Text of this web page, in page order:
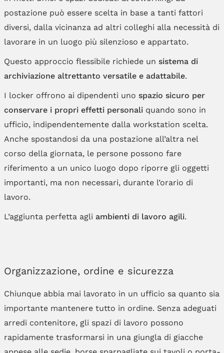
postazione può essere scelta in base a tanti fattori
diversi, dalla vicinanza ad altri colleghi alla necessità di
lavorare in un luogo più silenzioso e appartato.
Questo approccio flessibile richiede un sistema di
archiviazione altrettanto versatile e adattabile.
I locker offrono ai dipendenti uno spazio sicuro per
conservare i propri effetti personaliquando sono in
ufficio, indipendentemente dalla workstation scelta.
Anche spostandosi da una postazione all’altra nel
corso della giornata, le persone possono fare
riferimento a un unico luogo dopo riporre gli oggetti
importanti, ma non necessari, durante l’orario di
lavoro.
L’aggiunta perfetta agli ambienti di lavoro agili.
Organizzazione, ordine e sicurezza
Chiunque abbia mai lavorato in un ufficio sa quanto sia
importante mantenere tutto in ordine. Senza adeguati
arredi contenitore, gli spazi di lavoro possono
rapidamente trasformarsi in una giungla di giacche